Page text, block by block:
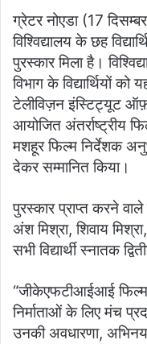
ग्रेटर नोएडा (17
विश्विद्यालय के छह
पुरस्कार मिला है।
विभाग के विद्यार्थियों
टेलीविज़न इंस्टिट्यूट
आयोजित अंतर्राष्ट्रीय
मशहूर फिल्म निर्देशक
देकर सम्मानित किया।
पुरस्कार प्राप्त करने वाले
अंश मिश्रा, शिवाय
सभी विद्यार्थी स्नातक
“जीकेएफटीआईआई फिल्म
निर्माताओं के लिए मंच
उनकी अवधारणा,